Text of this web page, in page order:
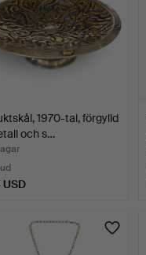
1970-tal, förgylld
och s…